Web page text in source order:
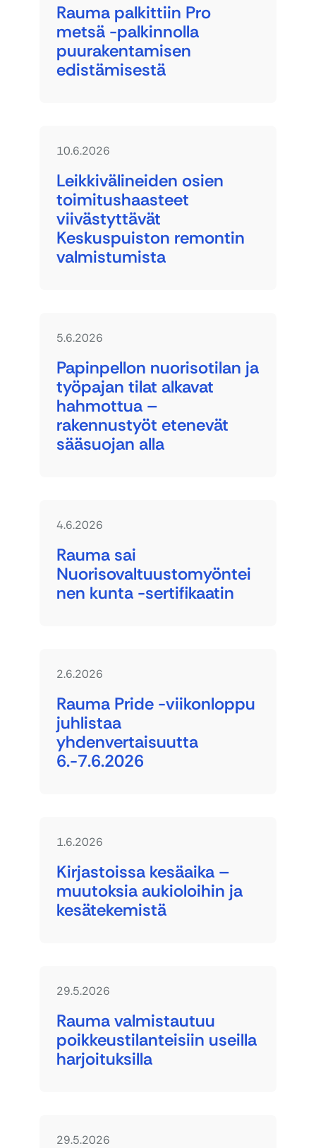
Rauma palkittiin Pro
metsä -palkinnolla
puurakentamisen
edistämisestä
Leikkivälineiden osien
toimitushaasteet
viivästyttävät
Keskuspuiston remontin
valmistumista
10.6.2026
Papinpellon nuorisotilan ja
työpajan tilat alkavat
hahmottua –
rakennustyöt etenevät
sääsuojan alla
5.6.2026
Rauma sai
Nuorisovaltuustomyöntei
nen kunta -sertifikaatin
4.6.2026
Rauma Pride -viikonloppu
juhlistaa
yhdenvertaisuutta
6.-7.6.2026
2.6.2026
Kirjastoissa kesäaika –
muutoksia aukioloihin ja
kesätekemistä
1.6.2026
Rauma valmistautuu
poikkeustilanteisiin useilla
harjoituksilla
29.5.2026
29.5.2026